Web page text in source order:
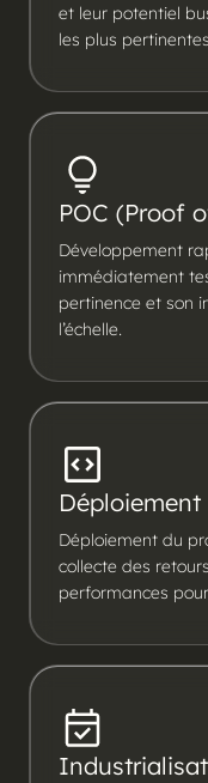
et leur potentiel
les plus
POC (Proof
Développement
immédiatement
pertinence et son
l’échelle.
Déploiement
Déploiement du
collecte des
performances